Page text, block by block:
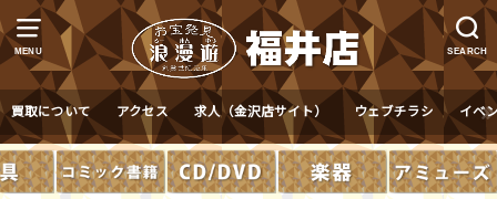
MENU SEARCH
買取について アクセス 求人（金沢店サイト） ウェブチラシ イベ